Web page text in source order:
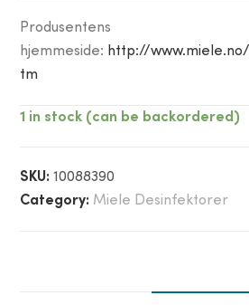
Produsentens
hjemmeside: http://
tm
1 in stock (can be backordered)
SKU:10088390
Category: Miele Desinfektorer